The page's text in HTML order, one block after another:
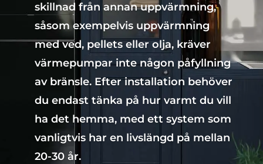
skillnad från annan uppvärmning,
såsom exempelvis uppvärmning
med ved, pellets eller olja, kräver
värmepumpar inte någon påfyllning
av bränsle. Efter installation behöver
du endast tänka på hur varmt du vill
ha det hemma, med ett system som
vanligtvis har en livslängd på mellan
20-30 år.